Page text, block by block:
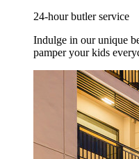
24-hour butler service
Indulge in our unique
pamper your kids